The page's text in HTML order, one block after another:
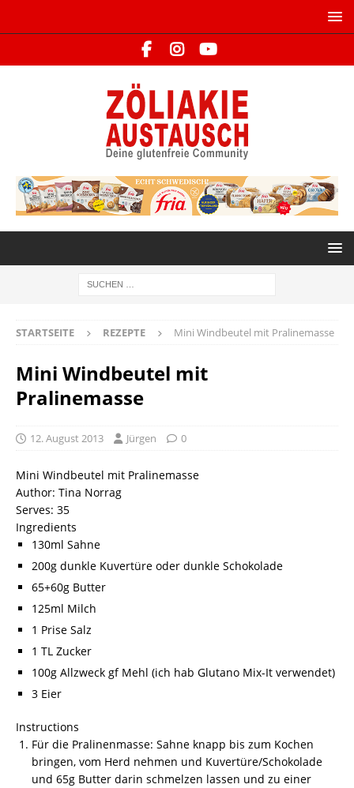
STARTSEITE REZEPTE Mini Windbeutel mit Pralinemasse
Mini Windbeutel mit
Pralinemasse
12. August 2013 Jürgen 0
Mini Windbeutel mit Pralinemasse
Author: Tina Norrag
Serves: 35
Ingredients
130ml Sahne
200g dunkle Kuvertüre oder dunkle Schokolade
65+60g Butter
125ml Milch
1 Prise Salz
1 TL Zucker
100g Allzweck gf Mehl (ich hab Glutano Mix-It verwendet)
3 Eier
Instructions
Für die Pralinenmasse: Sahne knapp bis zum Kochen
bringen, vom Herd nehmen und Kuvertüre/Schokolade
und 65g Butter darin schmelzen lassen und zu einer